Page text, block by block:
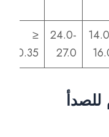
24.0-
27.0
≤
0.35
للصدأ